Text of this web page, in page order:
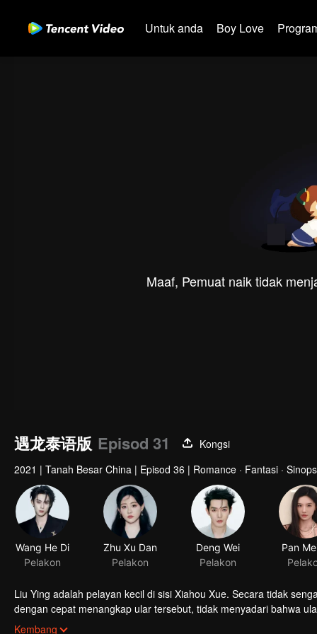
Untuk anda Boy Love
Maaf, Pemuat naik tidak
遇龙泰语版 Episod 31
Kongsi
2021 | Tanah Besar China | Episod 36 | Romance · Fantasi ·
Wang He Di
Pelakon
Zhu Xu Dan
Pelakon
Deng Wei
Pelakon
Pan
Liu Ying adalah pelayan kecil di sisi Xiahou Xue. Secara tidak
dengan cepat menangkap ular tersebut, tidak menyadari bahwa
seribu tahun, bernama Yuchi Longyan. Yuchi Longyan
Kembang